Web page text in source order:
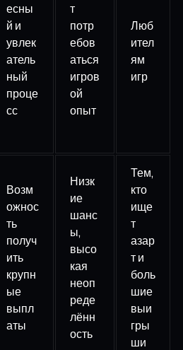
есны
й и
увлек
атель
ный
проце
сс
т
потр
ебов
аться
игров
ой
опыт
Люб
ител
ям
игр
Возм
ожнос
ть
получ
ить
крупн
ые
выпл
аты
Низк
ие
шанс
ы,
высо
кая
неоп
реде
лённ
ость
Тем,
кто
ище
т
азар
т и
боль
шие
выи
гры
ши